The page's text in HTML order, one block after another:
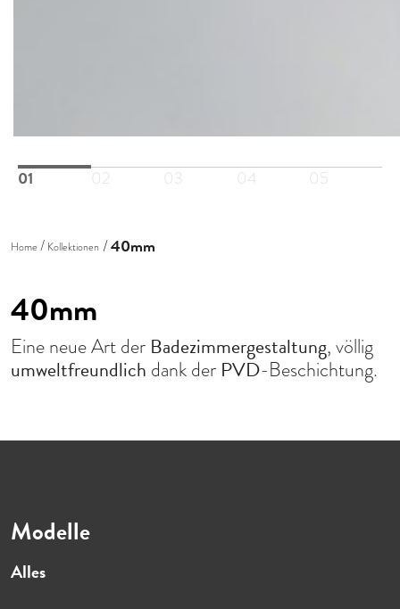
01 02 03 04 05
Home Kollektionen 40mm
40mm
Eine neue Art der Badezimmergestaltung, völlig
umweltfreundlich dank der PVD-Beschichtung.
Modelle
Alles